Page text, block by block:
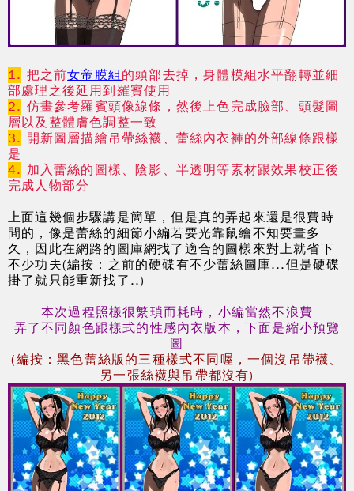
1. 把之前女帝膜組 的頭部去掉，身體模組水平翻轉並細
部處理之後延用到羅賓使用
2. 仿畫參考羅賓頭像線條，然後上色完成臉部、頭髮圖
層以及整體膚色調整一致
3. 開新圖層描繪吊帶絲襪、蕾絲內衣褲的外部線條跟樣
是
4. 加入蕾絲的圖樣、陰影、半透明等素材跟效果校正後
完成人物部分
上面這幾個步驟講是簡單，但是真的弄起來還是很費時
間的，像是蕾絲的細節小編若要光靠鼠繪不知要畫多
久，因此在網路的圖庫網找了適合的圖樣來對上就省下
不少功夫(編按：之前的硬碟有不少蕾絲圖庫...但是硬碟
掛了就只能重新找了..)
本次過程照樣很繁瑣而耗時，小編當然不浪費
弄了不同顏色跟樣式的性感內衣版本，下面是縮小預覽
圖
(編按：黑色蕾絲版的三種樣式不同喔，一個沒吊帶襪、
另一張絲襪與吊帶都沒有)